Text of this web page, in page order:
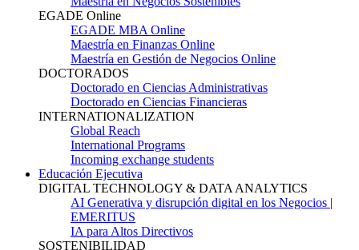
EGADE Online
EGADE MBA Online
Maestría en Finanzas Online
Maestría en Gestión de Negocios Online
DOCTORADOS
Doctorado en Ciencias Administrativas
Doctorado en Ciencias Financieras
INTERNATIONALIZATION
Global Reach
International Programs
Incoming exchange students
Educación Ejecutiva
DIGITAL TECHNOLOGY & DATA ANALYTICS
AI Generativa y disrupción digital en los Negocios |
EMERITUS
IA para Altos Directivos
SOSTENIBILIDAD